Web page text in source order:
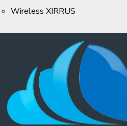
Wireless XIRRUS